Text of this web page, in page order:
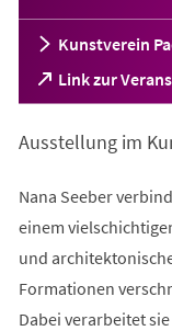
Kunstverein
Link zur
(Öffnet
in
neuen
Ausstellung im
Nana Seeber
einem
und
Formationen
Dabei verarbeitet